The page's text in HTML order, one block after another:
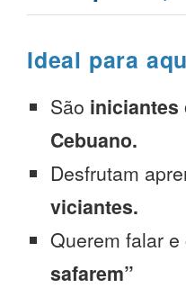
Ideal para
São iniciantes
Cebuano.
Desfrutam
viciantes.
Querem falar
safarem”